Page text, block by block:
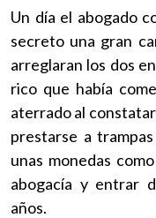
Un día el abogado
secreto una gran
arreglaran los dos
rico que había
aterrado al
prestarse a
unas monedas
abogacía y entrar
años.